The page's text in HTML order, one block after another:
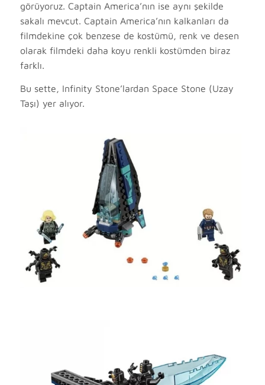
görüyoruz. Captain America’nın ise aynı şekilde
sakalı mevcut. Captain America’nın kalkanları da
filmdekine çok benzese de kostümü, renk ve desen
olarak filmdeki daha koyu renkli kostümden biraz
farklı.
Bu sette, Infinity Stone’lardan Space Stone (Uzay
Taşı) yer alıyor.